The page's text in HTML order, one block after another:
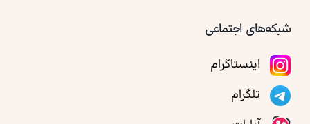
شبکه‌های اجتماعی
اینستاگرام
تلگرام